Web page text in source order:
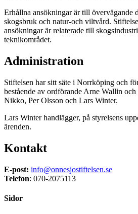
Erhållna ansökningar är till övervägande
skogsbruk och natur-och viltvård.
ansökningar är relaterade till
teknikområdet.
Administration
Stiftelsen har sitt säte i Norrköping och
bestående av ordförande Arne Wallin
Nikko, Per Olsson och Lars Winter.
Lars Winter handlägger, på styrelsens
ärenden.
Kontakt
E-post: info@onnesjostiftelsen.se
Telefon: 070-2075113
Sidor